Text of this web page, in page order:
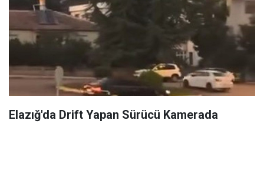
Elazığ'da Drift Yapan Sürücü Kamerada